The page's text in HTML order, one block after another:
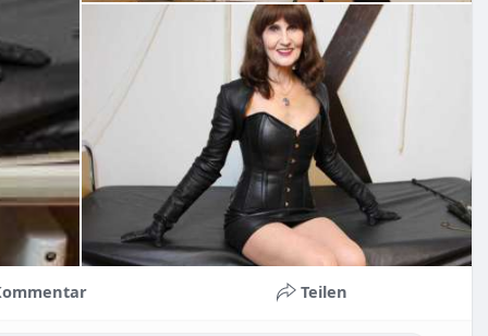
Teilen